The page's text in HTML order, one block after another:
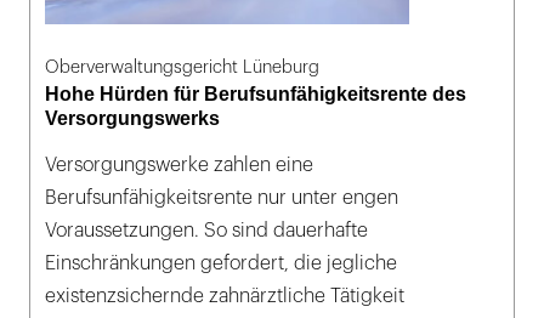
Oberverwaltungsgericht Lüneburg
Hohe Hürden für Berufsunfähigkeitsrente des
Versorgungswerks
Versorgungswerke zahlen eine
Berufsunfähigkeitsrente nur unter engen
Voraussetzungen. So sind dauerhafte
Einschränkungen gefordert, die jegliche
existenzsichernde zahnärztliche Tätigkeit